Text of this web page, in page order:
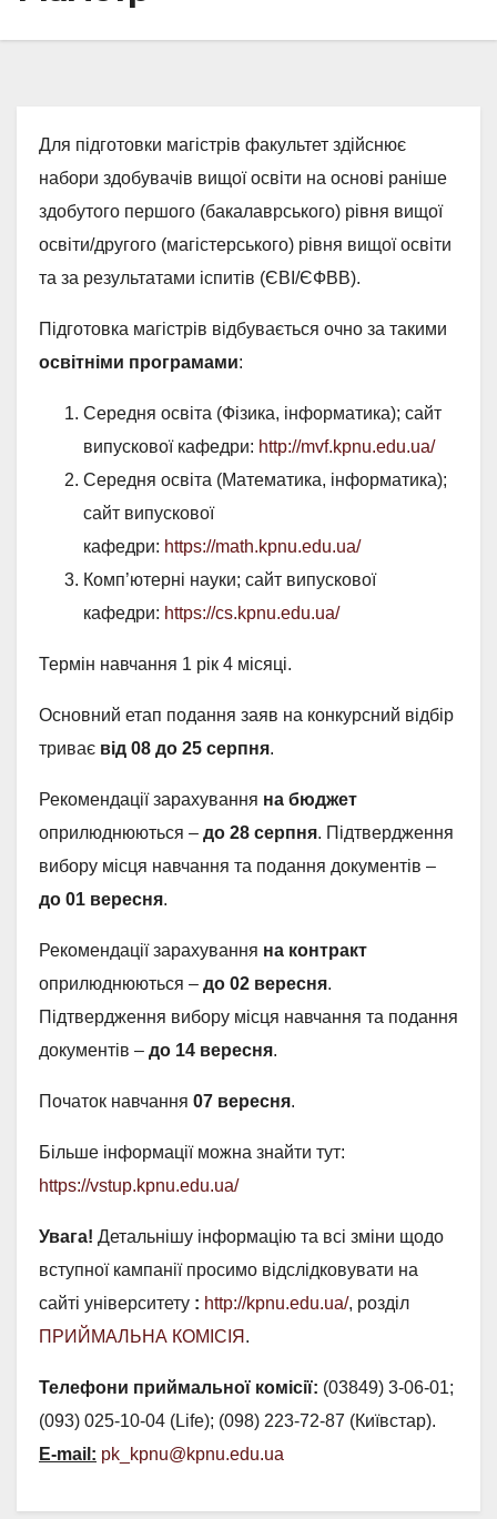
Для підготовки магістрів факультет здійснює
набори здобувачів вищої освіти на основі раніше
здобутого першого (бакалаврського) рівня вищої
освіти/другого (магістерського) рівня вищої освіти
та за результатами іспитів (ЄВІ/ЄФВВ).
Підготовка магістрів відбувається очно за такими
освітніми програмами:
Середня освіта (Фізика, інформатика); сайт
випускової кафедри: http://mvf.kpnu.edu.ua/
Середня освіта (Математика, інформатика);
сайт випускової
кафедри: https://math.kpnu.edu.ua/
Комп’ютерні науки; сайт випускової
кафедри: https://cs.kpnu.edu.ua/
Термін навчання 1 рік 4 місяці.
Основний етап подання заяв на конкурсний відбір
триває від 08 до 25 серпня.
Рекомендації зарахування на бюджет
оприлюднюються – до 28 серпня. Підтвердження
вибору місця навчання та подання документів –
до 01 вересня.
Рекомендації зарахування на контракт
оприлюднюються – до 02 вересня.
Підтвердження вибору місця навчання та подання
документів – до 14 вересня.
Початок навчання 07 вересня.
Більше інформації можна знайти тут:
https://vstup.kpnu.edu.ua/
Увага! Детальнішу інформацію та всі зміни щодо
вступної кампанії просимо відслідковувати на
сайті університету : http://kpnu.edu.ua/, розділ
ПРИЙМАЛЬНА КОМІСІЯ .
Телефони приймальної комісії: (03849) 3-06-01;
(093) 025-10-04 (Life); (098) 223-72-87 (Київстар).
E-mail: pk_kpnu@kpnu.edu.ua